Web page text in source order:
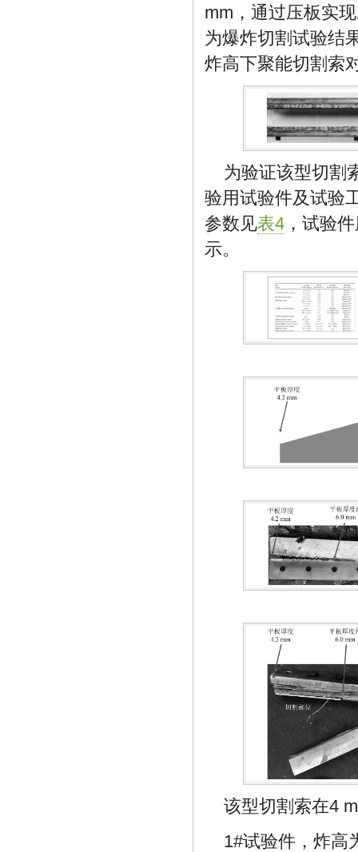
mm，通过压板实
为爆炸切割试验结
炸高下聚能切割索
为验证该型切割
验用试验件及试验
参数见表4 ，试验
示。
该型切割索在4
1#试验件，炸高